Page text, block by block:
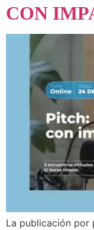
CON
La publicación por